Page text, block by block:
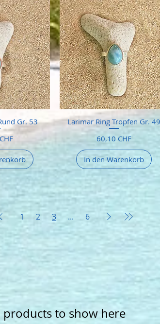
Gr. 53
Larimar Ring Tropfen Gr. 49
Preis
60,10 CHF
In den Warenkorb
1 2 3 ... 6
products to show here